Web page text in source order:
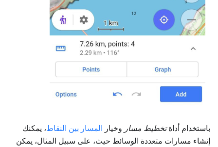
باستخدام أداةتخطيط مسار وخيار المسار بين النقاط، يمكنك
إنشاء مسارات متعددة الوسائط حيث، على سبيل المثال، يمكن